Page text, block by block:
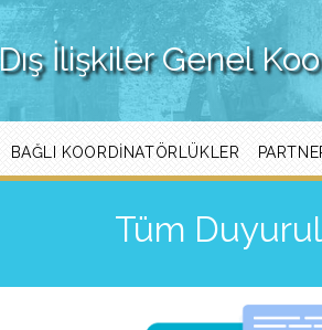
Dış İlişkiler Genel
BAĞLI KOORDINATÖRLÜKLER
Tüm